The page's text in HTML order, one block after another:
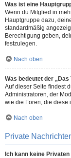
Was ist eine
Wenn du Mitglied in
Hauptgruppe dazu,
standardmäßig
Berechtigung geben,
festzulegen.
Nach oben
Was bedeutet der
Auf dieser Seite findest
Administratoren, der
wie die Foren, die diese
Nach oben
Private
Ich kann keine